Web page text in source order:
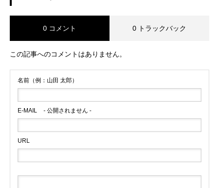
0 コメント 0 トラックバック
この記事へのコメントはありません。
名前（例：山田 太郎）
E-MAIL - 公開されません -
URL